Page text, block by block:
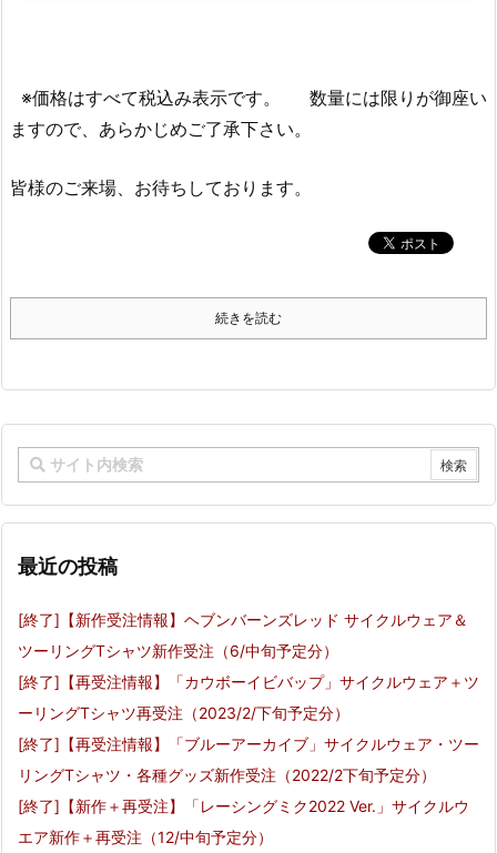
※価格はすべて税込み表示です。 数量には限りが御座い
ますので、あらかじめご了承下さい。
皆様のご来場、お待ちしております。
続きを読む
最近の投稿
[終了]【新作受注情報】ヘブンバーンズレッド サイクルウェア＆
ツーリングTシャツ新作受注（6/中旬予定分）
[終了]【再受注情報】「カウボーイビバップ」サイクルウェア＋ツ
ーリングTシャツ再受注（2023/2/下旬予定分）
[終了]【再受注情報】「ブルーアーカイブ」サイクルウェア・ツー
リングTシャツ・各種グッズ新作受注（2022/2下旬予定分）
[終了]【新作＋再受注】「レーシングミク2022 Ver.」サイクルウ
エア新作＋再受注（12/中旬予定分）